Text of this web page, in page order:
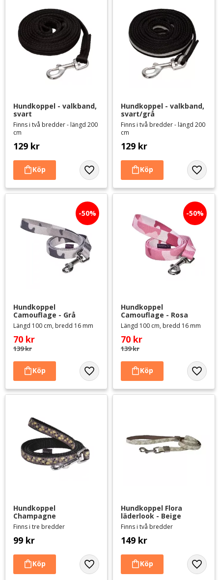
Hundkoppel - valkband,
svart
Finns i två bredder - längd 200
cm
129 kr
Lägg till i favoriter
Hundkoppel - valkband,
svart/grå
Finns i två bredder - längd 200
cm
129 kr
Lägg
Hundkoppel
Camouflage - Grå
Längd 100 cm, bredd 16 mm
70 kr
139kr
50%
Lägg till i favoriter
Hundkoppel
Camouflage - Rosa
Längd 100 cm, bredd 16 mm
70 kr
139kr
50%
Lägg
Hundkoppel
Champagne
Finns i tre bredder
99 kr
Lägg till i favoriter
Hundkoppel Flora
läderlook - Beige
Finns i två bredder
149 kr
Lägg